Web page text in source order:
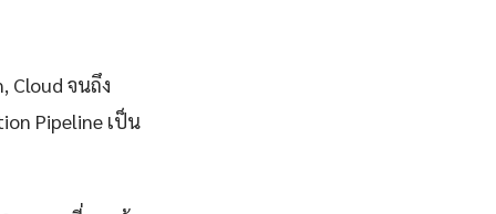
Cloud จนถึง
Pipeline เป็น